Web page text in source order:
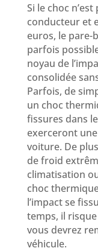
Si le choc
conducteur et
euros, le pare-
parfois
noyau de
consolidée
Parfois, de
un choc
fissures dans
exerceront
voiture. De
de froid
climatisation
choc
l’impact se
temps, il
vous devrez
véhicule.